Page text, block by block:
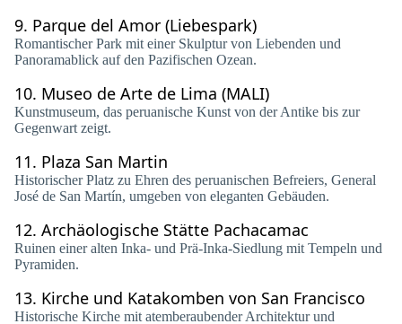
9. Parque del Amor (Liebespark)
Romantischer Park mit einer Skulptur von Liebenden und
Panoramablick auf den Pazifischen Ozean.
10. Museo de Arte de Lima (MALI)
Kunstmuseum, das peruanische Kunst von der Antike bis zur
Gegenwart zeigt.
11. Plaza San Martin
Historischer Platz zu Ehren des peruanischen Befreiers, General
José de San Martín, umgeben von eleganten Gebäuden.
12. Archäologische Stätte Pachacamac
Ruinen einer alten Inka- und Prä-Inka-Siedlung mit Tempeln und
Pyramiden.
13. Kirche und Katakomben von San Francisco
Historische Kirche mit atemberaubender Architektur und